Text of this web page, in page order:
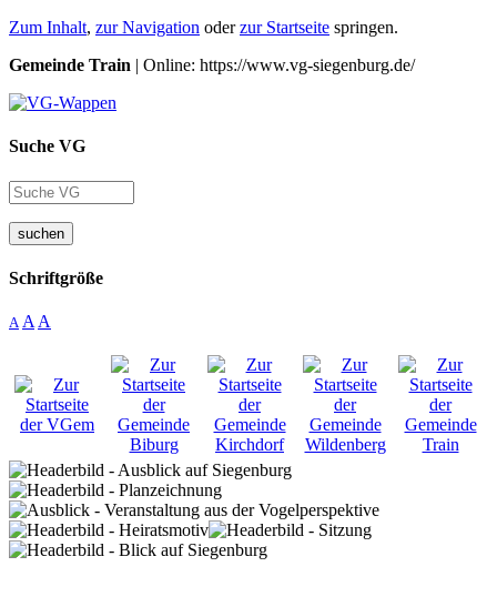
Zum Inhalt, zur Navigation oderzur Startseite springen.
Gemeinde Train | Online: https://www.vg-siegenburg.de/
Suche VG
suchen
Schriftgröße
A A A